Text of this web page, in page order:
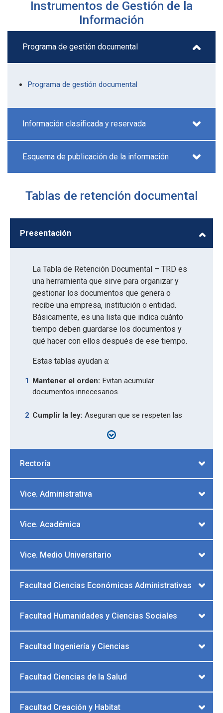
Instrumentos de Gestión de la
Información
Programa de gestión documental
Programa de gestión documental
Información clasificada y reservada
Esquema de publicación de la información
Tablas de retención documental
Presentación
La Tabla de Retención Documental – TRD es
una herramienta que sirve para organizar y
gestionar los documentos que genera o
recibe una empresa, institución o entidad.
Básicamente, es una lista que indica cuánto
tiempo deben guardarse los documentos y
qué hacer con ellos después de ese tiempo.
Estas tablas ayudan a:
Mantener el orden: Evitan acumular
documentos innecesarios.
Cumplir la ley: Aseguran que se respeten las
Proteger la información:
Rectoría
Vice. Administrativa
Vice. Académica
Vice. Medio Universitario
Facultad Ciencias Económicas Administrativas
Facultad Humanidades y Ciencias Sociales
Facultad Ingeniería y Ciencias
Facultad Ciencias de la Salud
Facultad Creación y Habitat